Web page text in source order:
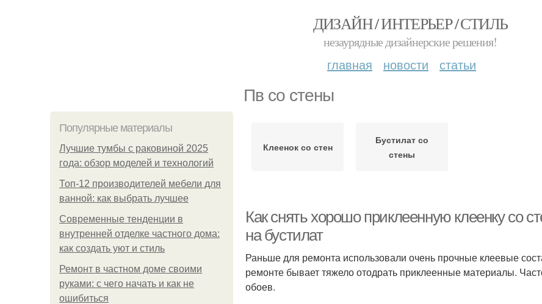
ДИЗАЙН / ИНТЕРЬЕР / СТИЛЬ
незаурядные дизайнерские решения!
главная новости статьи
Пв со стены
Популярные материалы
Лучшие тумбы с раковиной 2025
года: обзор моделей и технологий
Топ-12 производителей мебели для
ванной: как выбрать лучшее
Современные тенденции в
внутренней отделке частного дома:
как создать уют и стиль
Ремонт в частном доме своими
руками: с чего начать и как не
ошибиться
Клеенок со стен
Бустилат со
стены
Как снять хорошо приклеенную клеенку со
на бустилат
Раньше для ремонта использовали очень прочные клеевые
ремонте бывает тяжело отодрать приклеенные материалы.
обоев.